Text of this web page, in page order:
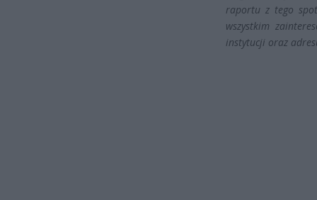
raportu z tego
wszystkim
instytucji oraz